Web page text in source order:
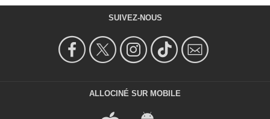
SUIVEZ-NOUS
ALLOCINÉ SUR MOBILE